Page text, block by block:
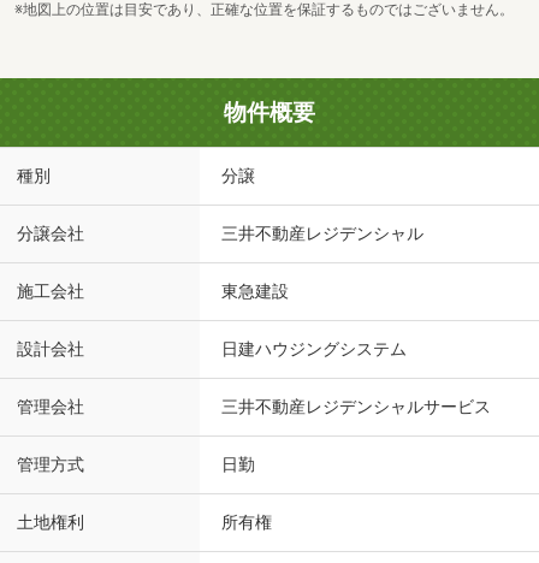
※地図上の位置は目安であり、正確な位置を保証するものではございません。
物件概要
種別 分譲
分譲会社 三井不動産レジデンシャル
施工会社 東急建設
設計会社 日建ハウジングシステム
管理会社 三井不動産レジデンシャルサービス
管理方式 日勤
土地権利 所有権